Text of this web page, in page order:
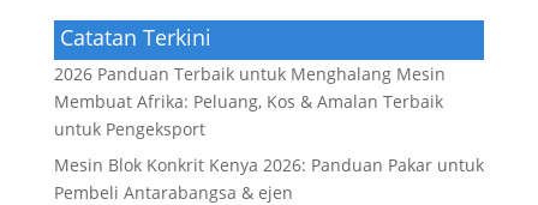
Catatan Terkini
2026 Panduan Terbaik untuk Menghalang Mesin
Membuat Afrika: Peluang, Kos & Amalan Terbaik
untuk Pengeksport
Mesin Blok Konkrit Kenya 2026: Panduan Pakar untuk
Pembeli Antarabangsa & ejen